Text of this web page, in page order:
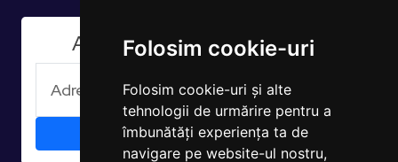
Folosim cookie-uri
Folosim cookie-uri și alte
tehnologii de urmărire pentru a
îmbunătăți experiența ta de
navigare pe website-ul nostru,
Aboneaza-te la Newsletter